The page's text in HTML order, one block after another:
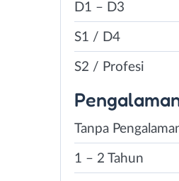
D1 – D3
S1 / D4
S2 / Profesi
Tanpa
1 – 2 Tahun